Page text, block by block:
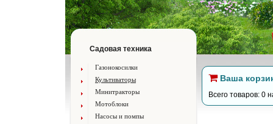
Садовая техника
Газонокосилки
Культиваторы
Минитракторы
Мотоблоки
Насосы и помпы
Ваша
Всего товаров: 0